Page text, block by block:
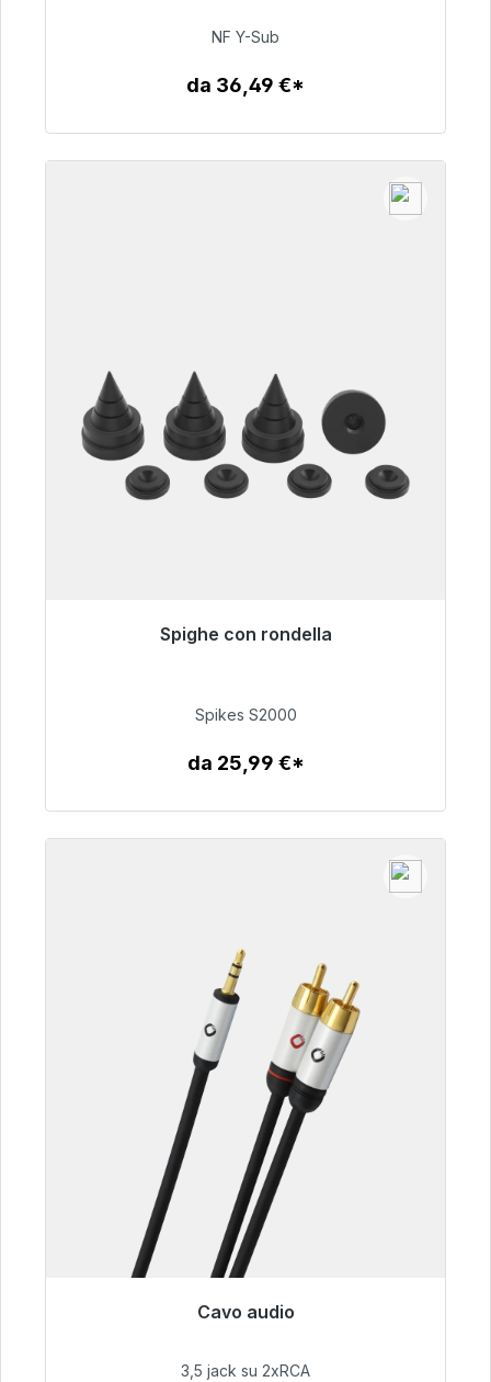
50,99 €
NF Y-Sub
da 36,49 €*
Spighe con rondella
Pronto per la spedizione immediata, tempo di
51,49 €
Spikes S2000
da 25,99 €*
Cavo audio
Pronto per la spedizione immediata, tempo di
3,5 jack su 2xRCA